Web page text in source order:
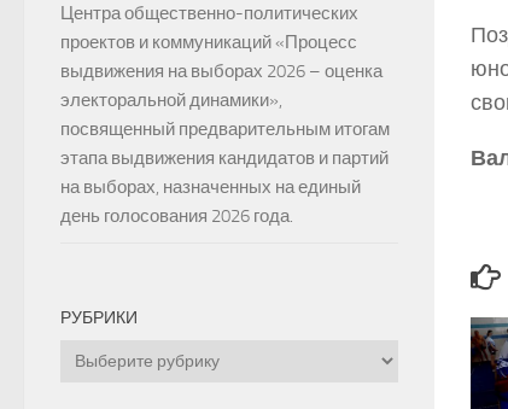
Центра общественно-политических
проектов и коммуникаций «Процесс
выдвижения на выборах 2026 – оценка
электоральной динамики»,
посвященный предварительным итогам
этапа выдвижения кандидатов и партий
на выборах, назначенных на единый
день голосования 2026 года.
РУБРИКИ
Рубрики